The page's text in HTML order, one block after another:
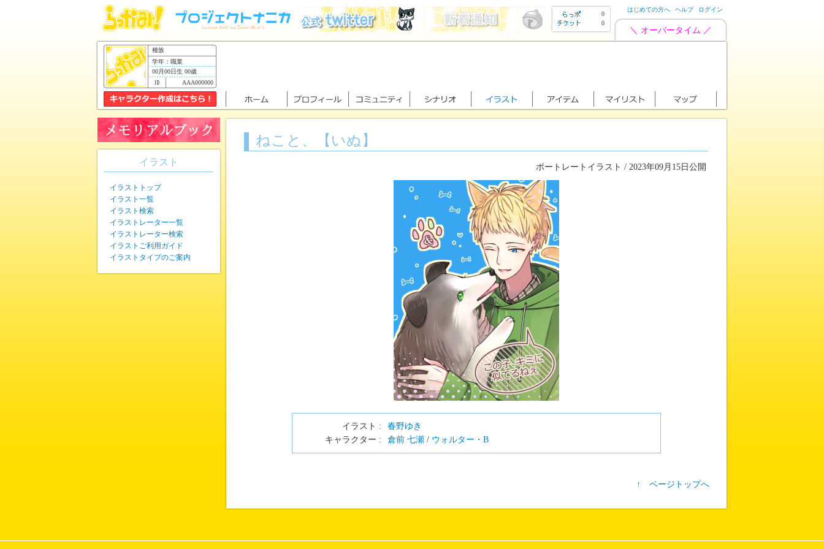
0
0
はじめての方へ ヘルプ ログイン
＼ オーバータイム ／
種族
学年：職業
00月00日生 00歳
AAA000000
ねこと、【いぬ】
ポートレートイラスト / 2023年09月15日公開
イラスト :
春野ゆき
キャラクター :
倉前 七瀬 / ウォルター・B
↑ ページトップへ
イラスト
イラストトップ
イラスト一覧
イラスト検索
イラストレーター一覧
イラストレーター検索
イラストご利用ガイド
イラストタイプのご案内